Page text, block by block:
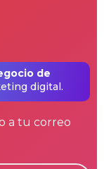
de
digital.
a tu correo